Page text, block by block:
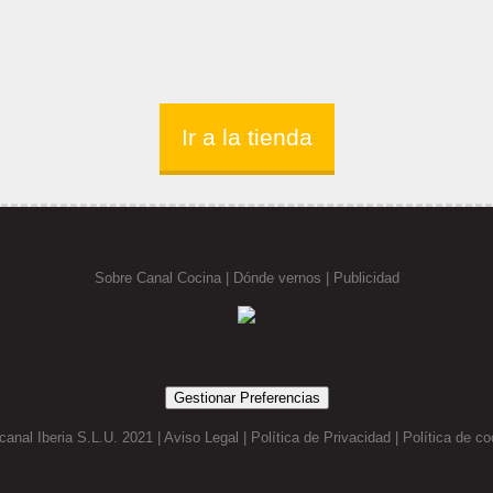
Ir a la tienda
Sobre Canal Cocina| Dónde vernos | Publicidad
Gestionar Preferencias
Iberia S.L.U. 2021 | Aviso Legal Política de Privacidad Política de